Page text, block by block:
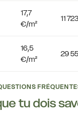
17,7
€/m²
11 723
16,5
€/m²
29
tu dois